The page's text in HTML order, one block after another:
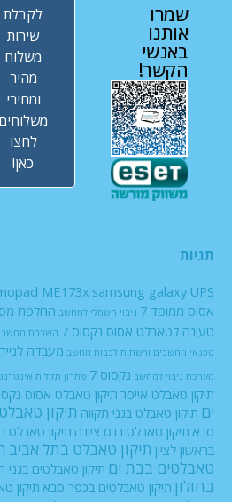
שמרו
אותנו
באנשי
הקשר!
לקבלת
שירות
משלוח
מהיר
ומחירי
משלוחים
לחצו
כאן!
תגיות
ME173x samsung galaxy UPS
אסוס ממופד 7
גיבוי חשמלי למחשב החלפת
טעינה לטאבלט אסוס נקסוס 7
השכרת
טכנאי מחשבים ורשתות לכבות מחשב מעבדה
מערכת גיבוי למחשב נקסוס 7 פתרון תקלות
תיקון טאבלט אייסר תיקון טאבלט אסוס
ים תיקון טאבלט בגני תקווה תיקון
סבא תיקון טאבלט בנס ציונה תיקון טאבלט
בראשון לציון תיקון טאבלט בתל אביב
טאבלטים בבת ים תיקון טאבלטים בגני
בחולון תיקון טאבלטים בכפר סבא תיקון